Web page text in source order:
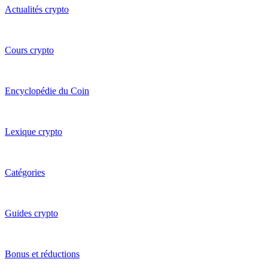
Actualités crypto
Cours crypto
Encyclopédie du Coin
Lexique crypto
Catégories
Guides crypto
Bonus et réductions